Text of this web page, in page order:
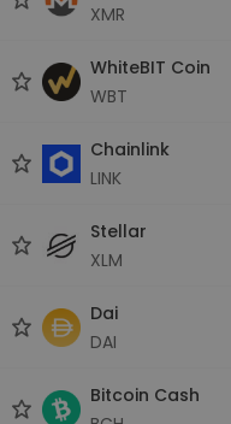
XMR
WhiteBIT Coin
WBT
Chainlink
LINK
Stellar
XLM
Dai
DAI
Bitcoin Cash